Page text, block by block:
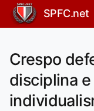
SPFC.net
Crespo
disciplina